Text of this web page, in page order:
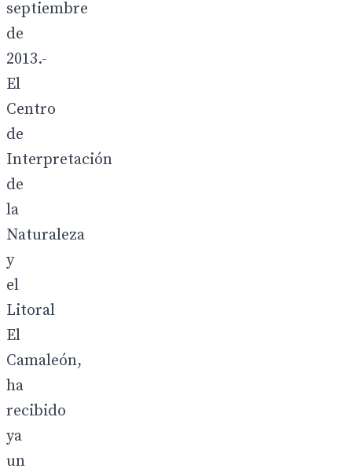
septiembre
de
2013.-
El
Centro
de
Interpretación
de
la
Naturaleza
y
el
Litoral
El
Camaleón,
ha
recibido
ya
un